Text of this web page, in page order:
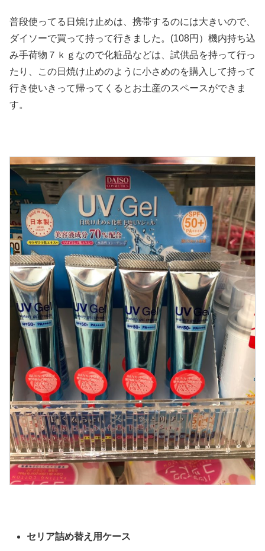
普段使ってる日焼け止めは、携帯するのには大きいので、
ダイソーで買って持って行きました。(108円）機内持ち込
み手荷物７ｋｇなので化粧品などは、試供品を持って行っ
たり、この日焼け止めのように小さめのを購入して持って
行き使いきって帰ってくるとお土産のスペースができま
す。
セリア詰め替え用ケース